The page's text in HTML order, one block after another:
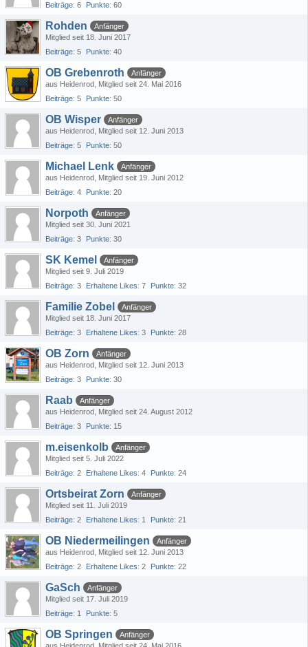
Beiträge 6 Punkte 60
Rohden
Anfänger
Mitglied seit 18. Juni 2017
Beiträge 5 Punkte 40
OB Grebenroth
Anfänger
aus Heidenrod Mitglied seit 24. Mai 2016
Beiträge 5 Punkte 50
OB Wisper
Anfänger
aus Heidenrod Mitglied seit 12. Juni 2013
Beiträge 5 Punkte 50
Michael Lenk
Anfänger
aus Heidenrod Mitglied seit 19. Juni 2012
Beiträge 4 Punkte 20
Norpoth
Anfänger
Mitglied seit 30. Juni 2021
Beiträge 3 Punkte 30
SK Kemel
Anfänger
Mitglied seit 9. Juli 2019
Beiträge 3 Erhaltene Likes 7 Punkte 32
Familie Zobel
Anfänger
Mitglied seit 18. Juni 2017
Beiträge 3 Erhaltene Likes 3 Punkte 28
OB Zorn
Anfänger
aus Heidenrod Mitglied seit 12. Juni 2013
Beiträge 3 Punkte 30
Raab
Anfänger
aus Heidenrod Mitglied seit 24. August 2012
Beiträge 3 Punkte 15
m.eisenkolb
Anfänger
Mitglied seit 5. Juli 2022
Beiträge 2 Erhaltene Likes 4 Punkte 24
Ortsbeirat Zorn
Anfänger
Mitglied seit 11. Juli 2019
Beiträge 2 Erhaltene Likes 1 Punkte 21
OB Niedermeilingen
Anfänger
aus Heidenrod Mitglied seit 12. Juni 2013
Beiträge 2 Erhaltene Likes 2 Punkte 22
GaSch
Anfänger
Mitglied seit 17. Juli 2019
Beiträge 1 Punkte 5
OB Springen
Anfänger